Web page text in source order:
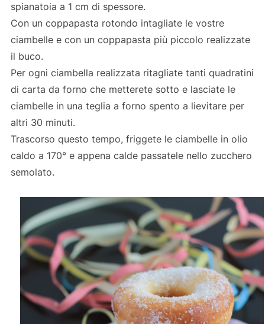
spianatoia a 1 cm di spessore.
Con un coppapasta rotondo intagliate le vostre
ciambelle e con un coppapasta più piccolo realizzate
il buco.
Per ogni ciambella realizzata ritagliate tanti quadratini
di carta da forno che metterete sotto e lasciate le
ciambelle in una teglia a forno spento a lievitare per
altri 30 minuti.
Trascorso questo tempo, friggete le ciambelle in olio
caldo a 170° e appena calde passatele nello zucchero
semolato.